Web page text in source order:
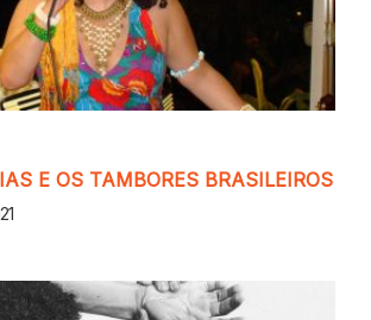
E OS TAMBORES BRASILEIROS